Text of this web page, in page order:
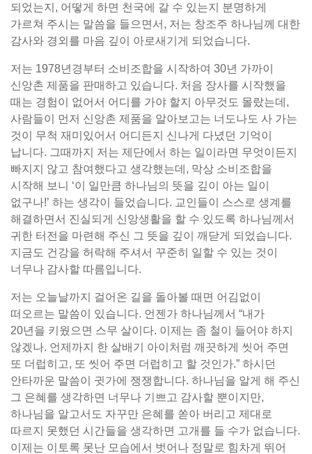
되었는지, 어떻게 하면 천국에 갈 수 있는지 분명하게
가르쳐 주시는 말씀을 들으면서, 저는 창조주 하나님께 대한
감사와 경외를 마음 깊이 아로새기게 되었습니다.
저는 1978년경부터 소비조합을 시작하여 30년 가까이
신앙촌 제품을 판매하고 있습니다. 처음 장사를 시작했을
때는 경험이 없어서 어디를 가야 할지 아무것도 몰랐는데,
사람들이 먼저 신앙촌 제품을 알아보고는 너도나도 사 가는
것이 무척 재미있어서 어디든지 신나게 다녔던 기억이
납니다. 그때까지 저는 제단에서 하는 일이라면 무엇이든지
빠지지 않고 참여했다고 생각했는데, 막상 소비조합을
시작해 보니 ‘이 일만큼 하나님의 뜻을 깊이 아는 일이
없구나!’ 하는 생각이 들었습니다. 교인들이 스스로 생계를
해결하면서 진실되게 신앙생활을 할 수 있도록 하나님께서
귀한 터전을 마련해 주신 그 뜻을 깊이 깨닫게 되었습니다.
지금도 건강을 허락해 주셔서 꾸준히 일할 수 있는 것이
너무나 감사할 따름입니다.
저는 오늘날까지 걸어온 길을 돌아볼 때면 어김없이
떠오르는 말씀이 있습니다. 언젠가 하나님께서 “내가
20년을 키웠으면 스무 살이다. 이제는 좀 철이 들어야 하지
않겠나. 언제까지 한 살배기 아이처럼 깨끗하게 씻어 주면
또 더럽히고, 또 씻어 주면 더럽히고 할 것인가.” 하시던
안타까운 말씀이 귓가에 쟁쟁합니다. 하나님을 알게 해 주신
그 은혜를 생각하면 너무나 기쁘고 감사할 뿐이지만,
하나님을 알고서도 자꾸만 은혜를 쏟아 버리고 제대로
따르지 못했던 시간들을 생각하면 고개를 들 수가 없습니다.
이제는 이토록 못난 모습에서 벗어나 정말로 힘차게 뛰어